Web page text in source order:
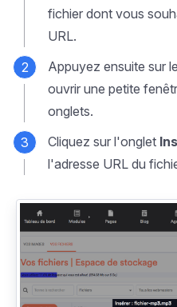
fichier dont vous
URL.
Appuyez ensuite sur
ouvrir une petite
onglets.
Cliquez sur l'onglet
l'adresse URL du